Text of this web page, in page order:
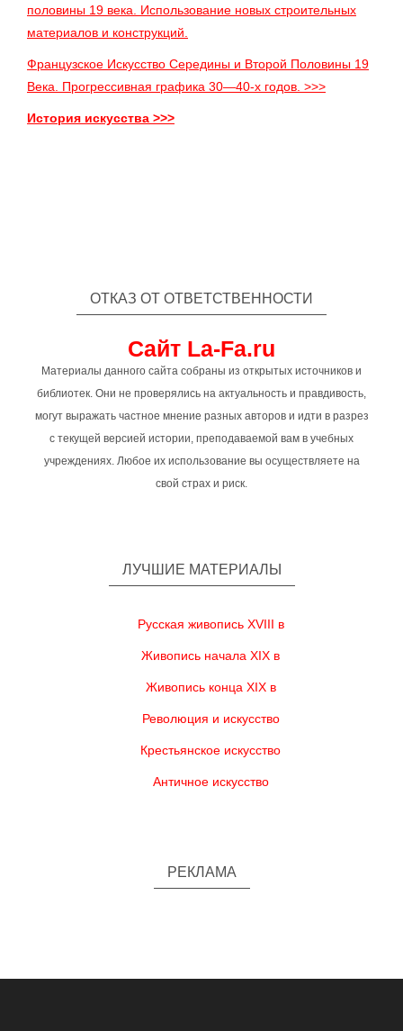
половины 19 века. Использование новых строительных
материалов и конструкций.
Французское Искусство Середины и Второй Половины 19
Века. Прогрессивная графика 30—40-х годов. >>>
История искусства >>>
ОТКАЗ ОТ ОТВЕТСТВЕННОСТИ
Сайт La-Fa.ru
Материалы данного сайта собраны из открытых источников и
библиотек. Они не проверялись на актуальность и правдивость,
могут выражать частное мнение разных авторов и идти в разрез
с текущей версией истории, преподаваемой вам в учебных
учреждениях. Любое их использование вы осуществляете на
свой страх и риск.
ЛУЧШИЕ МАТЕРИАЛЫ
Русская живопись XVIII в
Живопись начала XIX в
Живопись конца XIX в
Революция и искусство
Крестьянское искусство
Античное искусство
РЕКЛАМА